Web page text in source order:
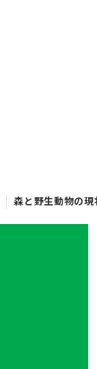
森と野生動物の現